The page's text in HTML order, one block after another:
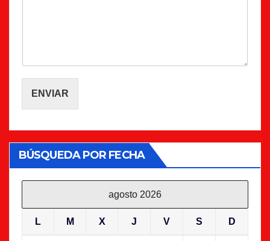
ENVIAR
BÚSQUEDA POR FECHA
agosto 2026
L M X J V S D